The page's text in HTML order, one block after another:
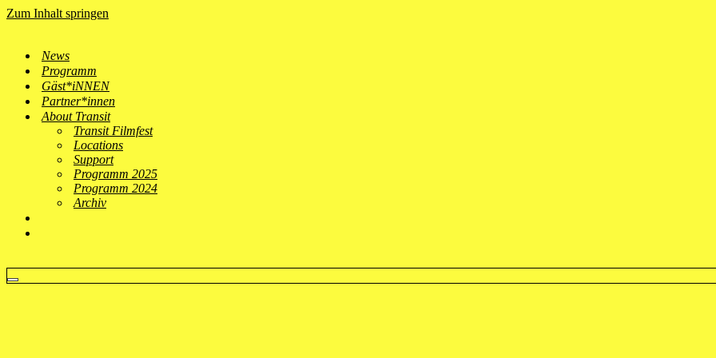
Zum Inhalt springen
News
Programm
Gäst*iNNEN
Partner*innen
About Transit
Transit Filmfest
Locations
Support
Programm 2025
Programm 2024
Archiv
Navigationsmenü